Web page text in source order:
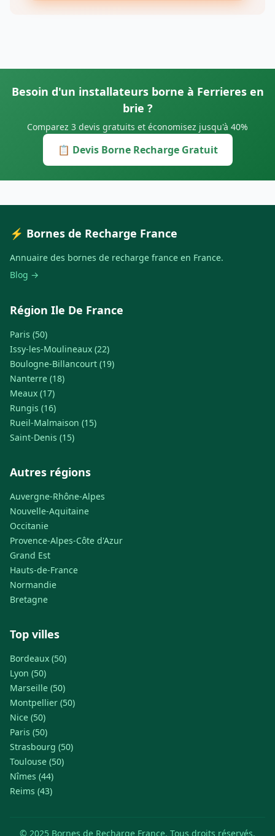
Besoin d'un installateurs borne à Ferrieres en
brie ?
Comparez 3 devis gratuits et économisez jusqu'à 40%
📋 Devis Borne Recharge Gratuit
⚡ Bornes de Recharge France
Annuaire des bornes de recharge france en France.
Blog →
Région Ile De France
Paris (50)
Issy-les-Moulineaux (22)
Boulogne-Billancourt (19)
Nanterre (18)
Meaux (17)
Rungis (16)
Rueil-Malmaison (15)
Saint-Denis (15)
Autres régions
Auvergne-Rhône-Alpes
Nouvelle-Aquitaine
Occitanie
Provence-Alpes-Côte d'Azur
Grand Est
Hauts-de-France
Normandie
Bretagne
Top villes
Bordeaux (50)
Lyon (50)
Marseille (50)
Montpellier (50)
Nice (50)
Paris (50)
Strasbourg (50)
Toulouse (50)
Nîmes (44)
Reims (43)
© 2025 Bornes de Recharge France. Tous droits réservés.